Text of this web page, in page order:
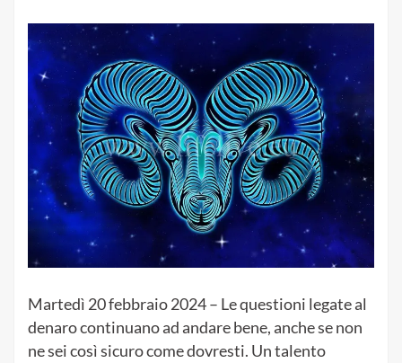
Martedì 20 febbraio 2024 – Le questioni legate al
denaro continuano ad andare bene, anche se non
ne sei così sicuro come dovresti. Un talento